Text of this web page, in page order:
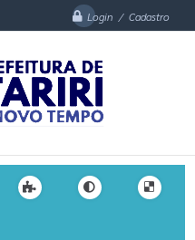
Login / Cadastro